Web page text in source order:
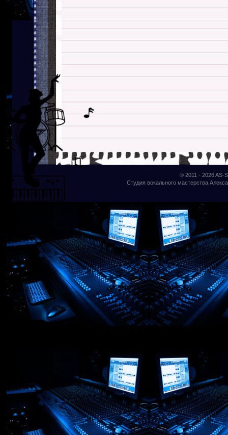
© 2011 - 2026AS-
Студия вокального мастерства